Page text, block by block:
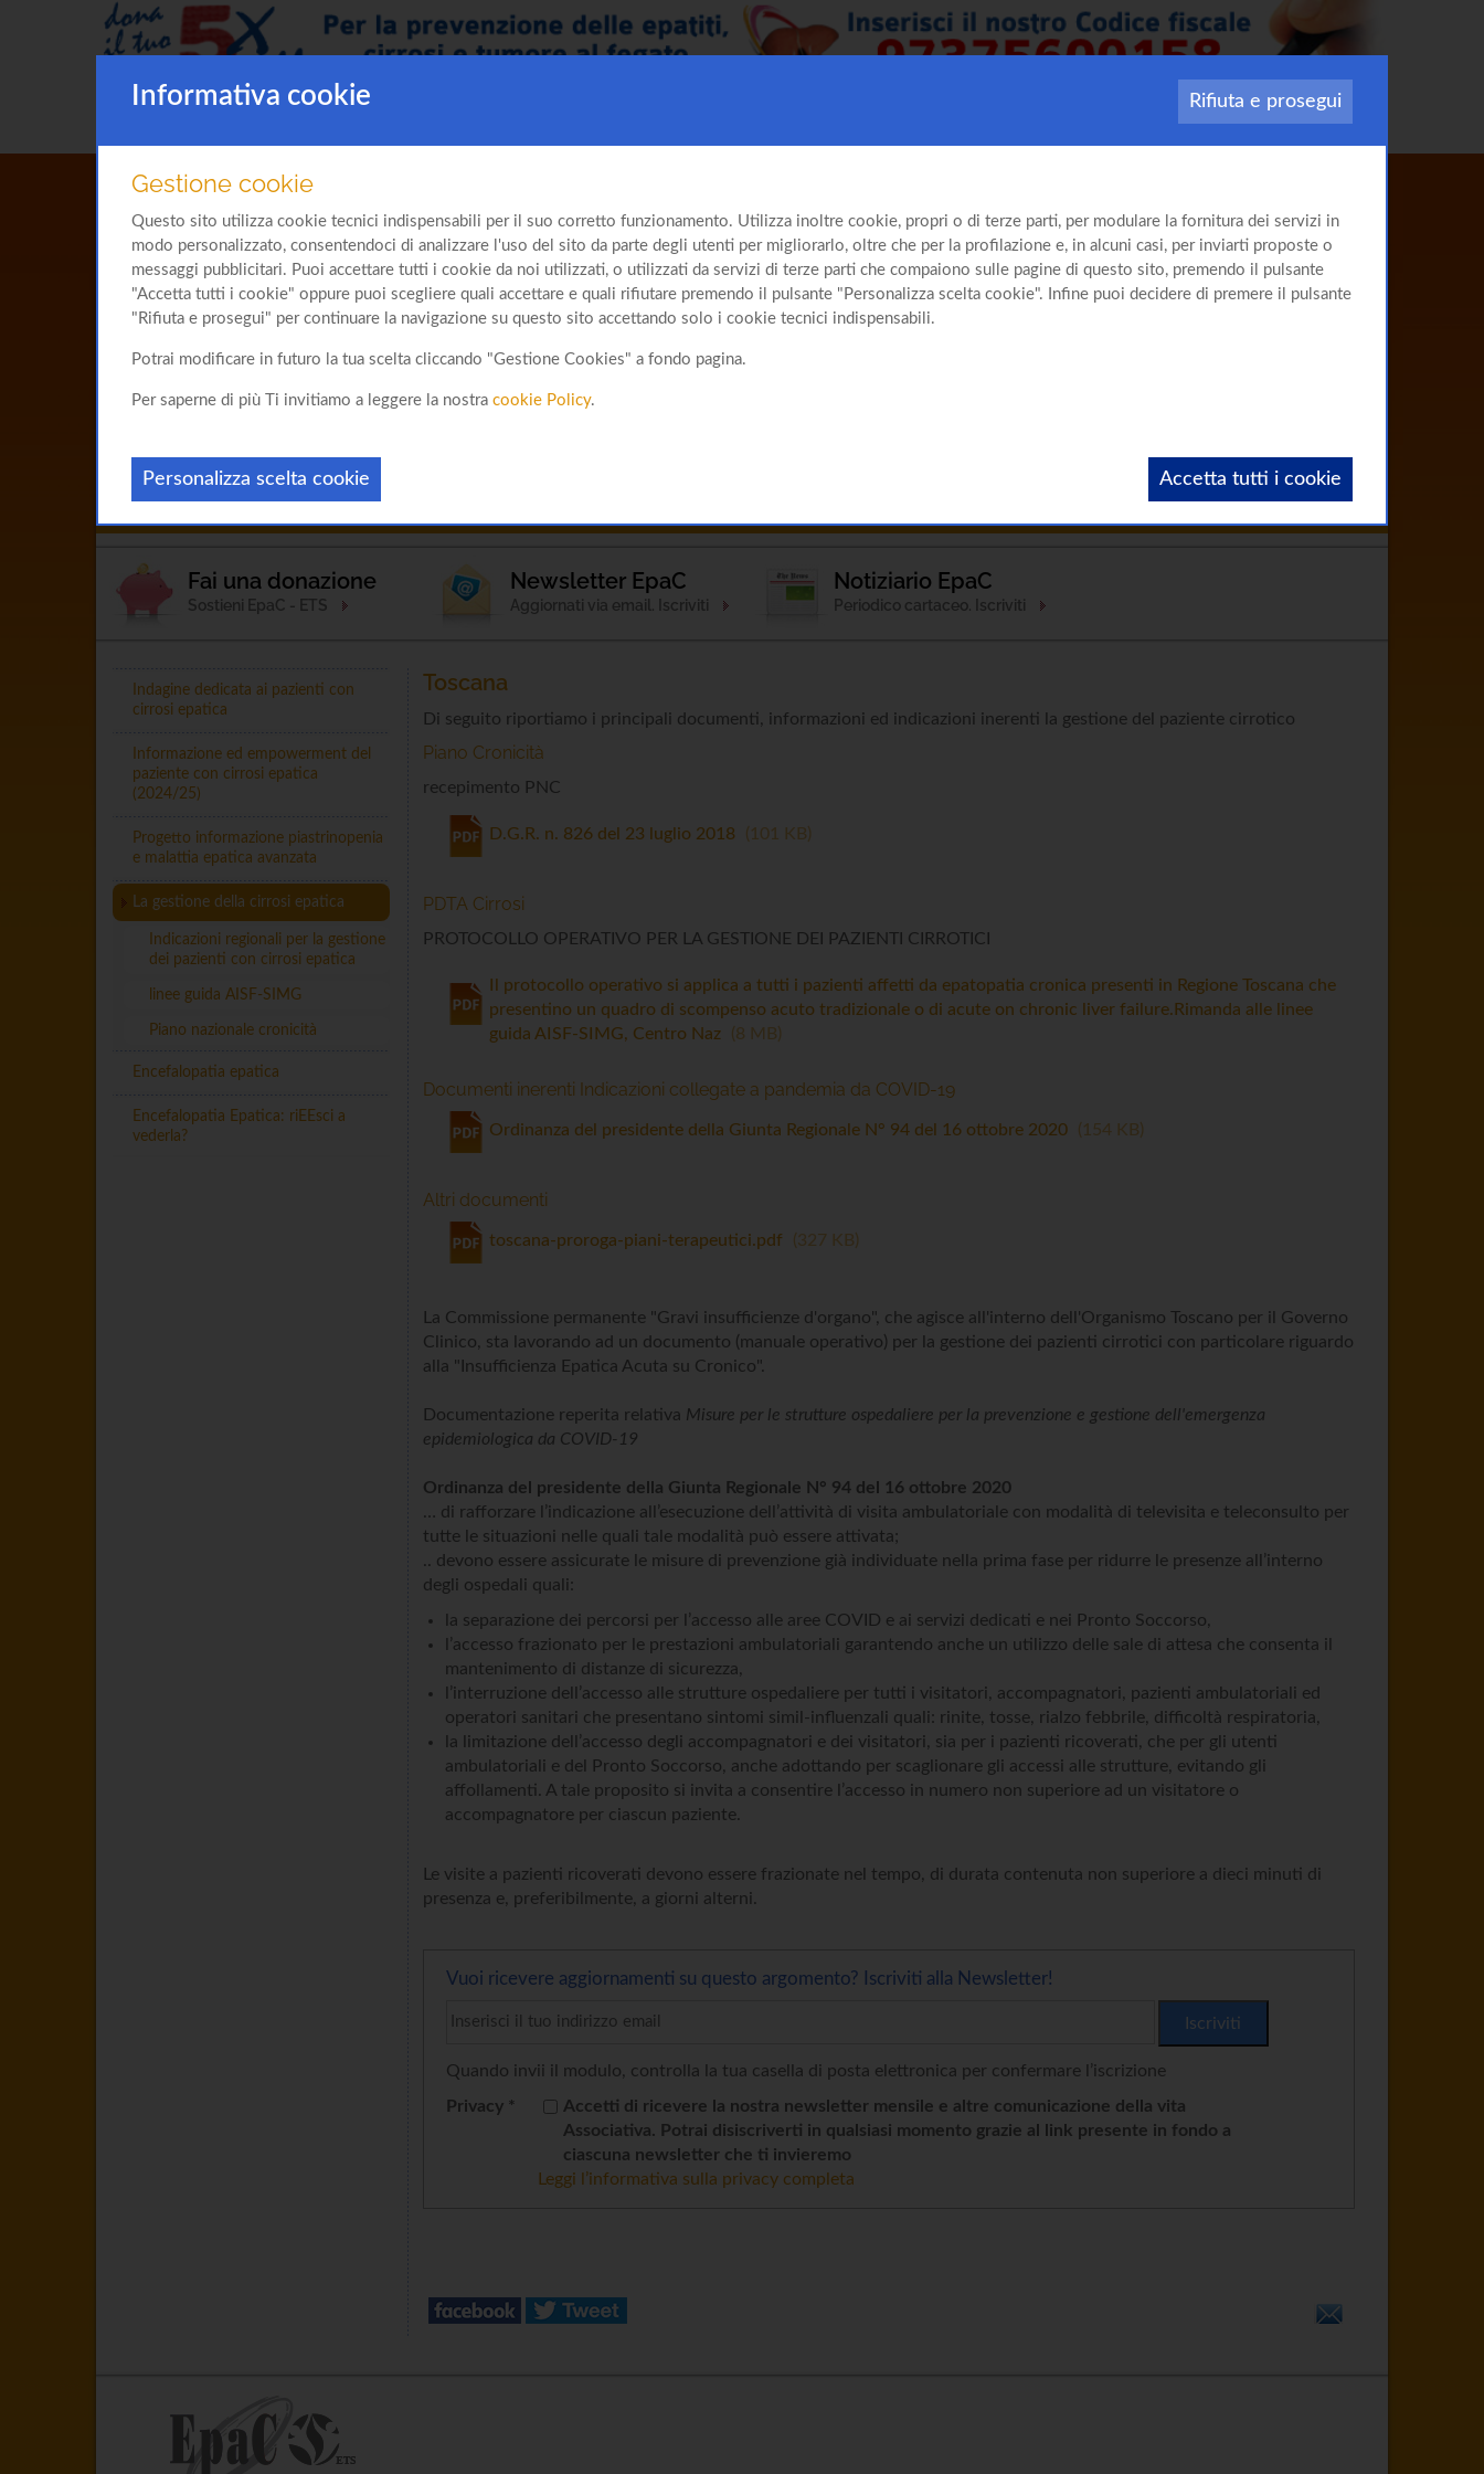
sullaCirrosi
Fai una donazione
Sostieni EpaC - ETS
Newsletter EpaC
Aggiornati via email. Iscriviti
Notiziario EpaC
Periodico cartaceo. Iscriviti
Indagine dedicata ai pazienti con
cirrosi epatica
Informazione ed empowerment del
paziente con cirrosi epatica
(2024/25)
Progetto informazione piastrinopenia
e malattia epatica avanzata
La gestione della cirrosi epatica
Indicazioni regionali per la gestione
dei pazienti con cirrosi epatica
linee guida AISF-SIMG
Piano nazionale cronicità
Encefalopatia epatica
Encefalopatia Epatica: riEEsci a
vederla?
Toscana
Di seguito riportiamo i principali documenti, informazioni ed indicazioni inerenti la gestione del paziente cirrotico
Piano Cronicità
recepimento PNC
D.G.R. n. 826 del 23 luglio 2018 101 KB
PDTA Cirrosi
PROTOCOLLO OPERATIVO PER LA GESTIONE DEI PAZIENTI CIRROTICI
Il protocollo operativo si applica a tutti i pazienti affetti da epatopatia cronica presenti in Regione Toscana che
presentino un quadro di scompenso acuto tradizionale o di acute on chronic liver failure.Rimanda alle linee
guida AISF-SIMG, Centro Naz
8 MB
Documenti inerenti Indicazioni collegate a pandemia da COVID-19
Ordinanza del presidente della Giunta Regionale N° 94 del 16 ottobre 2020 154 KB
Altri documenti
toscana-proroga-piani-terapeutici.pdf 327 KB
La Commissione permanente "Gravi insufficienze d'organo", che agisce all'interno dell'Organismo Toscano per il Governo
Clinico, sta lavorando ad un documento (manuale operativo) per la gestione dei pazienti cirrotici con particolare riguardo
alla "Insufficienza Epatica Acuta su Cronico".
Documentazione reperita relativa Misure per le strutture ospedaliere per la prevenzione e gestione dell'emergenza
epidemiologica da COVID-19
Ordinanza del presidente della Giunta Regionale N° 94 del 16 ottobre 2020
… di rafforzare l’indicazione all’esecuzione dell’attività di visita ambulatoriale con modalità di televisita e teleconsulto per
tutte le situazioni nelle quali tale modalità può essere attivata;
.. devono essere assicurate le misure di prevenzione già individuate nella prima fase per ridurre le presenze all’interno
degli ospedali quali:
la separazione dei percorsi per l’accesso alle aree COVID e ai servizi dedicati e nei Pronto Soccorso,
l’accesso frazionato per le prestazioni ambulatoriali garantendo anche un utilizzo delle sale di attesa che consenta il
mantenimento di distanze di sicurezza,
l’interruzione dell’accesso alle strutture ospedaliere per tutti i visitatori, accompagnatori, pazienti ambulatoriali ed
operatori sanitari che presentano sintomi simil-influenzali quali: rinite, tosse, rialzo febbrile, difficoltà respiratoria,
la limitazione dell’accesso degli accompagnatori e dei visitatori, sia per i pazienti ricoverati, che per gli utenti
ambulatoriali e del Pronto Soccorso, anche adottando per scaglionare gli accessi alle strutture, evitando gli
affollamenti. A tale proposito si invita a consentire l’accesso in numero non superiore ad un visitatore o
accompagnatore per ciascun paziente.
Le visite a pazienti ricoverati devono essere frazionate nel tempo, di durata contenuta non superiore a dieci minuti di
presenza e, preferibilmente, a giorni alterni.
Vuoi ricevere aggiornamenti su questo argomento? Iscriviti alla Newsletter!
Quando invii il modulo, controlla la tua casella di posta elettronica per confermare l’iscrizione
Privacy *
Accetti di ricevere la nostra newsletter mensile e altre comunicazione della vita
Associativa. Potrai disiscriverti in qualsiasi momento grazie al link presente in fondo a
ciascuna newsletter che ti invieremo
Leggi l’informativa sulla privacy completa
Informativa cookie Rifiuta e prosegui
Gestione cookie
Questo sito utilizza cookie tecnici indispensabili per il suo corretto funzionamento. Utilizza inoltre cookie, propri o di terze parti, per modulare la fornitura dei servizi in
modo personalizzato, consentendoci di analizzare l'uso del sito da parte degli utenti per migliorarlo, oltre che per la profilazione e, in alcuni casi, per inviarti proposte o
messaggi pubblicitari. Puoi accettare tutti i cookie da noi utilizzati, o utilizzati da servizi di terze parti che compaiono sulle pagine di questo sito, premendo il pulsante
"Accetta tutti i cookie" oppure puoi scegliere quali accettare e quali rifiutare premendo il pulsante "Personalizza scelta cookie". Infine puoi decidere di premere il pulsante
"Rifiuta e prosegui" per continuare la navigazione su questo sito accettando solo i cookie tecnici indispensabili.
Potrai modificare in futuro la tua scelta cliccando "Gestione Cookies" a fondo pagina.
Per saperne di più Ti invitiamo a leggere la nostra cookie Policy.
Personalizza scelta cookie Accetta tutti i cookie